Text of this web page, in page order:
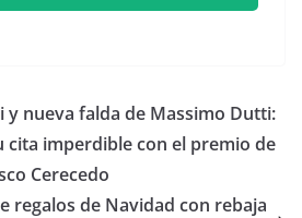
y nueva falda de Massimo Dutti:
cita imperdible con el premio de
Cerecedo
regalos de Navidad con rebaja